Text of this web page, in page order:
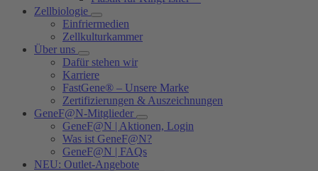
Zellbiologie
Einfriermedien
Zellkulturkammer
Über uns
Dafür stehen wir
Karriere
FastGene® – Unsere Marke
Zertifizierungen & Auszeichnungen
GeneF@N-Mitglieder
GeneF@N | Aktionen, Login
Was ist GeneF@N?
GeneF@N | FAQs
NEU: Outlet-Angebote